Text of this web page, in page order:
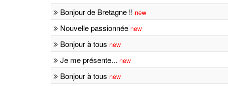
Bonjour de Bretagne !! new
Nouvelle passionnée new
Bonjour à tous new
Je me présente... new
Bonjour à tous new